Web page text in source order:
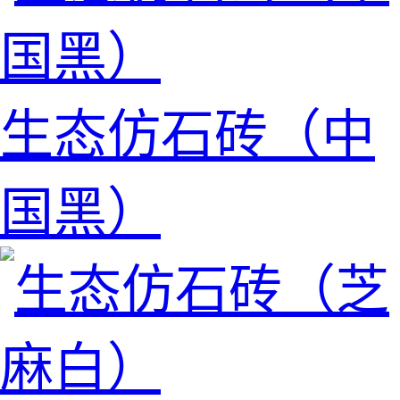
生态仿石砖（中
国黑）